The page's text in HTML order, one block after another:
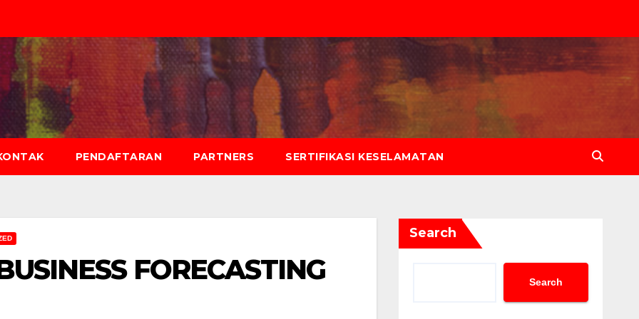
PENDAFTARAN PARTNERS SERTIFIKASI KESELAMATAN
FORECASTING
Search
Search